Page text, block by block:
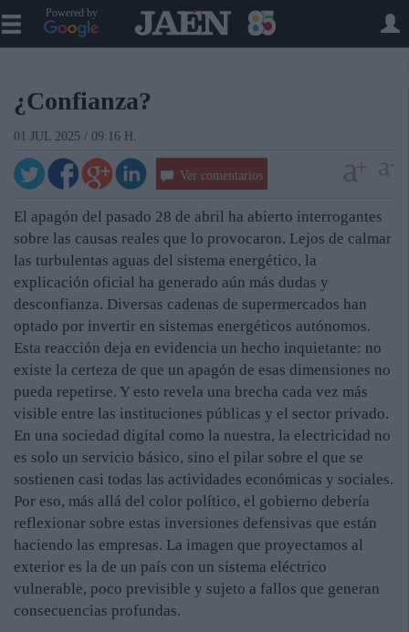
Powered by
¿Confianza?
01 JUL 2025 / 09:16 H.
Ver comentarios
El apagón del pasado 28 de abril ha abierto interrogantes
sobre las causas reales que lo provocaron. Lejos de calmar
las turbulentas aguas del sistema energético, la
explicación oficial ha generado aún más dudas y
desconfianza. Diversas cadenas de supermercados han
optado por invertir en sistemas energéticos autónomos.
Esta reacción deja en evidencia un hecho inquietante: no
existe la certeza de que un apagón de esas dimensiones no
pueda repetirse. Y esto revela una brecha cada vez más
visible entre las instituciones públicas y el sector privado.
En una sociedad digital como la nuestra, la electricidad no
es solo un servicio básico, sino el pilar sobre el que se
sostienen casi todas las actividades económicas y sociales.
Por eso, más allá del color político, el gobierno debería
reflexionar sobre estas inversiones defensivas que están
haciendo las empresas. La imagen que proyectamos al
exterior es la de un país con un sistema eléctrico
vulnerable, poco previsible y sujeto a fallos que generan
consecuencias profundas.